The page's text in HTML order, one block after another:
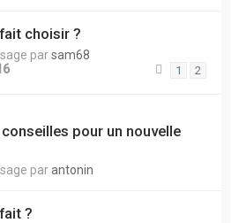
choisir ?
parsam68
1 2
pour un nouvelle
parantonin
?